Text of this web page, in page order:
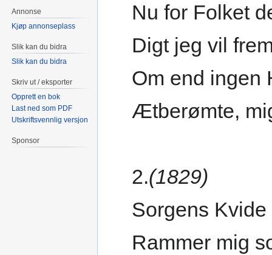
Nu for Folket
Digt jeg vil
Om end ingen
Ætberømte,
2.(1829)
Sorgens Kvide
Rammer mig
Annonse
Kjøp annonseplass
Slik kan du bidra
Slik kan du bidra
Skriv ut / eksporter
Opprett en bok
Last ned som PDF
Utskriftsvennlig versjon
Sponsor